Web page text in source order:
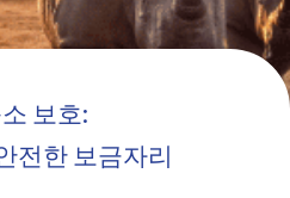
보호:
전한 보금자리